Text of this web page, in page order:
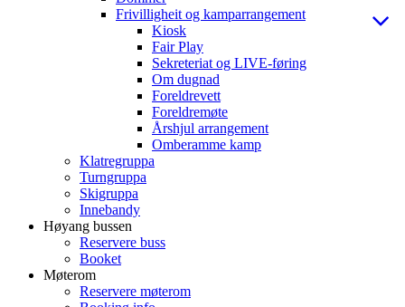
Frivilligheit og kamparrangement
Kiosk
Fair Play
Sekreteriat og LIVE-føring
Om dugnad
Foreldrevett
Foreldremøte
Årshjul arrangement
Omberamme kamp
Klatregruppa
Turngruppa
Skigruppa
Innebandy
Høyang bussen
Reservere buss
Booket
Møterom
Reservere møterom